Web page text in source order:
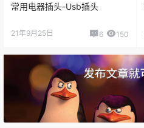
常用电器插头-Usb插头
21年9月25日 6 150